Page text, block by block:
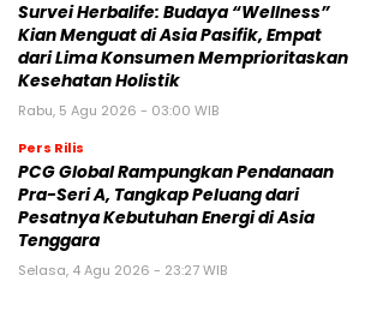
Survei Herbalife: Budaya “Wellness”
Kian Menguat di Asia Pasifik, Empat
dari Lima Konsumen Memprioritaskan
Kesehatan Holistik
Rabu, 5 Agu 2026 - 03:00 WIB
Pers Rilis
PCG Global Rampungkan Pendanaan
Pra-Seri A, Tangkap Peluang dari
Pesatnya Kebutuhan Energi di Asia
Tenggara
Selasa, 4 Agu 2026 - 23:27 WIB